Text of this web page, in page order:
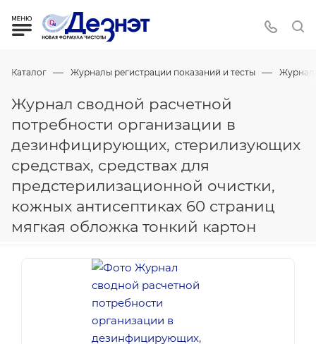
Каталог — Журналы регистрации показаний и тесты —
Журнал сводной расчетной
потребности организации в
дезинфицирующих, стерилизующих
средствах, средствах для
предстерилизационной очистки,
кожных антисептиках 60 страниц
мягкая обложка тонкий картон